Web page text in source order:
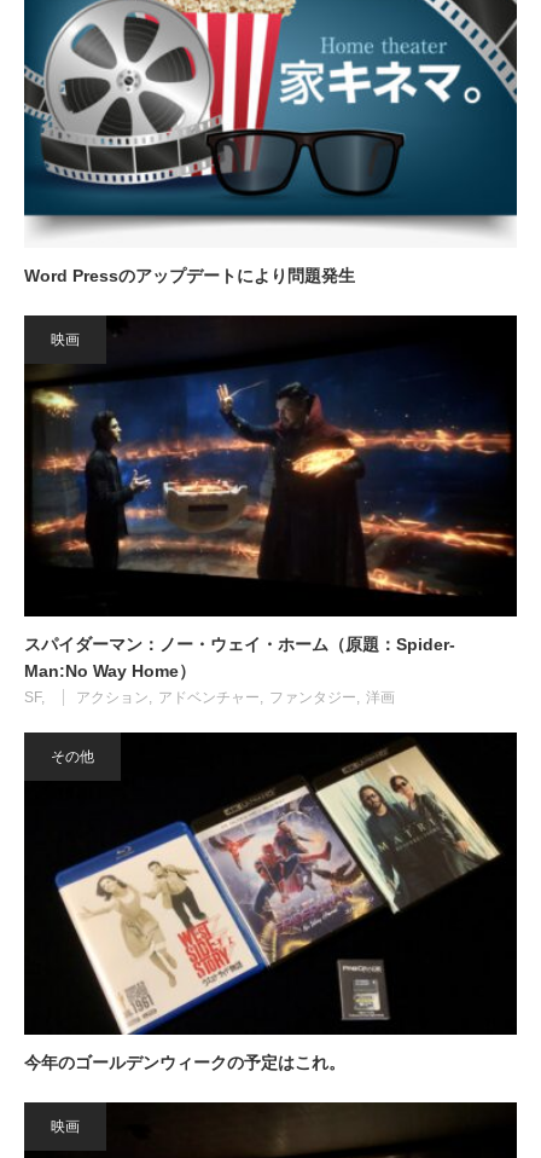
Word Pressのアップデートにより問題発生
映画
スパイダーマン：ノー・ウェイ・ホーム（原題：Spider-
Man:No Way Home）
SF アクション アドベンチャー ファンタジー 洋画
その他
今年のゴールデンウィークの予定はこれ。
映画